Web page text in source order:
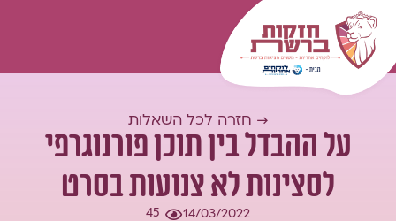
התחברות
→ חזרה לכל השאלות
על ההבדל בין תוכן פורנוגרפי
לסצינות לא צנועות בסרט
14/03/2022
45